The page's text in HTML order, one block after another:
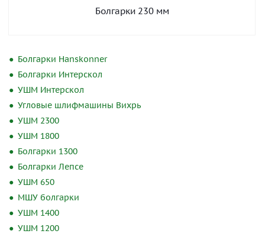
Болгарки 230 мм
Болгарки Hanskonner
Болгарки Интерскол
УШМ Интерскол
Угловые шлифмашины Вихрь
УШМ 2300
УШМ 1800
Болгарки 1300
Болгарки Лепсе
УШМ 650
МШУ болгарки
УШМ 1400
УШМ 1200